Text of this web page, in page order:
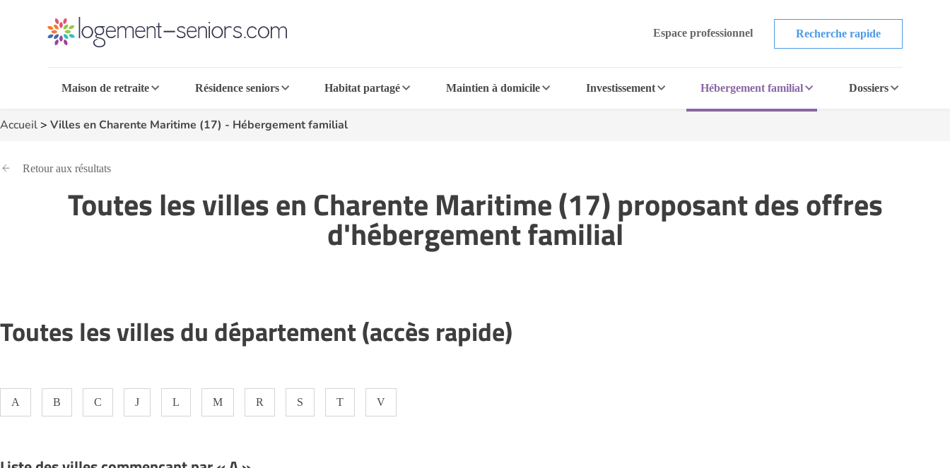
Espace professionnel Recherche rapide
Maison de retraite Résidence seniors Habitat partagé Maintien à domicile Investissement Hébergement familial Dossiers
Accueil> Villes en Charente Maritime (17) - Hébergement familial
Retour aux résultats
Toutes les villes en Charente Maritime (17) proposant des offres
d'hébergement familial
Toutes les villes du département (accès rapide)
A B C J L M R S T V